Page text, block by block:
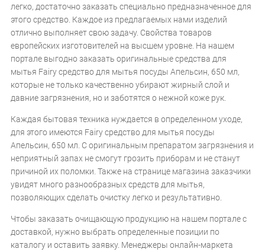
легко, достаточно заказать специально предназначенное для
этого средство. Каждое из предлагаемых нами изделий
отлично выполняет свою задачу. Свойства товаров
европейских изготовителей на высшем уровне. На нашем
портале выгодно заказать оригинальные средства для
мытья Fairy средство для мытья посуды Апельсин, 650 мл,
которые не только качественно убирают жирный слой и
давние загрязнения, но и заботятся о нежной коже рук.
Каждая бытовая техника нуждается в определенном уходе,
для этого имеются Fairy средство для мытья посуды
Апельсин, 650 мл. С оригинальным препаратом загрязнения и
неприятный запах не смогут грозить приборам и не станут
причиной их поломки. Также на странице магазина заказчики
увидят много разнообразных средств для мытья,
позволяющих сделать очистку легко и результативно.
Чтобы заказать очищающую продукцию на нашем портале с
доставкой, нужно выбрать определенные позиции по
каталогу и оставить заявку. Менеджеры онлайн-маркета